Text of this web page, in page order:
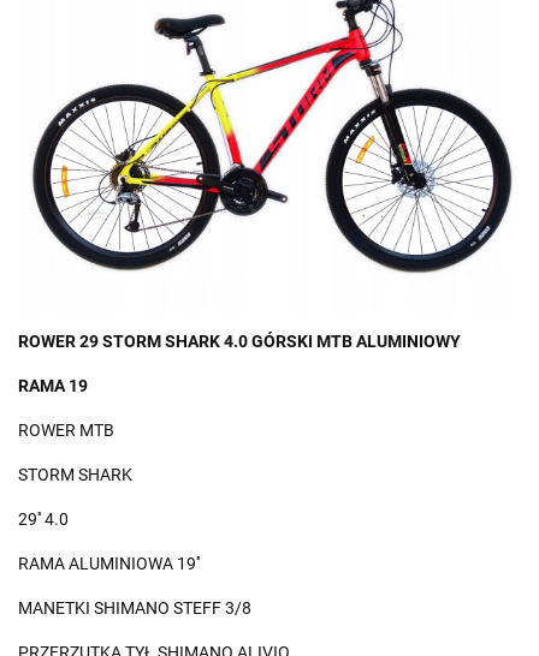
ROWER 29 STORM SHARK 4.0 GÓRSKI MTB ALUMINIOWY
RAMA 19
ROWER MTB
STORM SHARK
29'' 4.0
RAMA ALUMINIOWA 19''
MANETKI SHIMANO STEFF 3/8